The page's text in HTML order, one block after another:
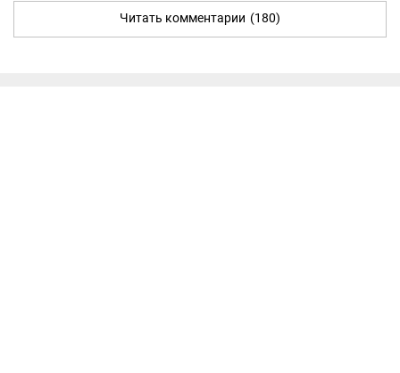
Читать комментарии (180)